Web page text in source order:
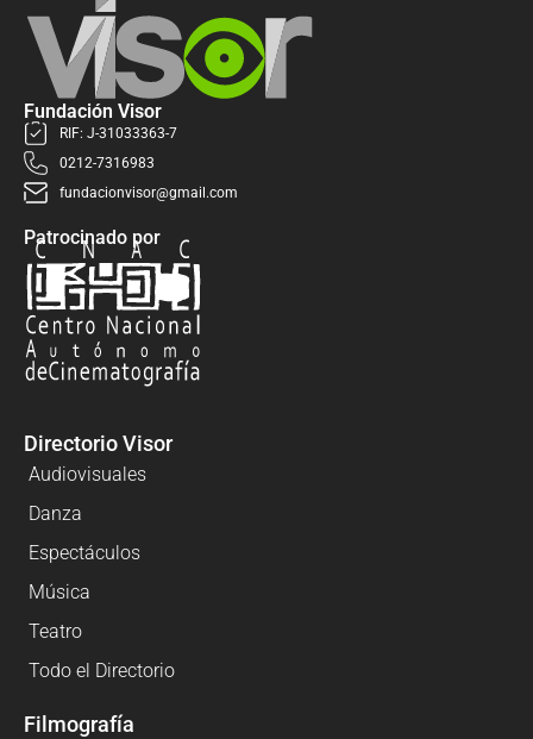
Fundación Visor
RIF: J-31033363-7
0212-7316983
fundacionvisor@gmail.com
Patrocinado por
Directorio Visor
Audiovisuales
Danza
Espectáculos
Música
Teatro
Todo el Directorio
Filmografía